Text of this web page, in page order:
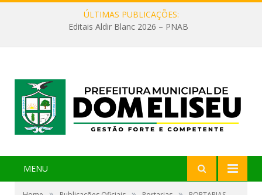
ÚLTIMAS PUBLICAÇÕES:
Editais Aldir Blanc 2026 – PNAB
MENU